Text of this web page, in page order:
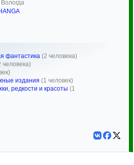
Вологда
фантастика (2 человека)
человека)
издания (1 человек)
редкости и красоты (1